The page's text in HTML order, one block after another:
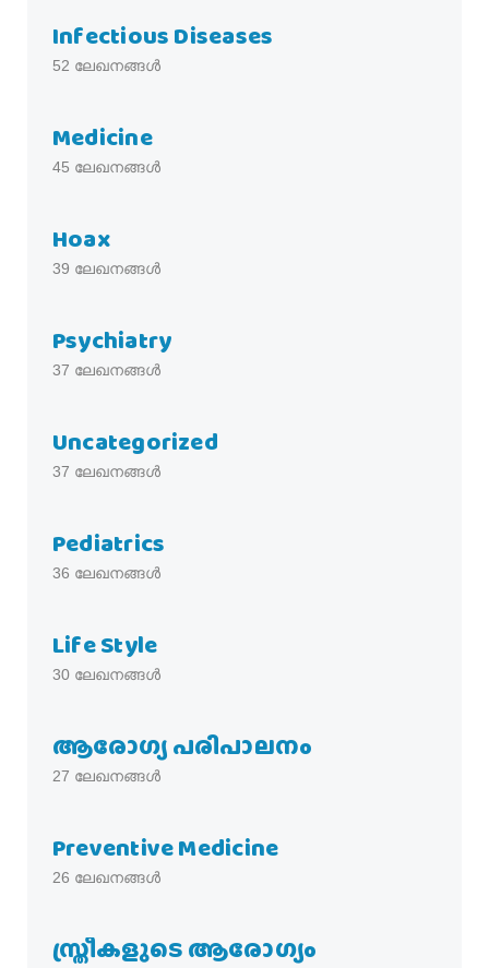
Infectious Diseases
52 ലേഖനങ്ങൾ
Medicine
45 ലേഖനങ്ങൾ
Hoax
39 ലേഖനങ്ങൾ
Psychiatry
37 ലേഖനങ്ങൾ
Uncategorized
37 ലേഖനങ്ങൾ
Pediatrics
36 ലേഖനങ്ങൾ
Life Style
30 ലേഖനങ്ങൾ
ആരോഗ്യ പരിപാലനം
27 ലേഖനങ്ങൾ
Preventive Medicine
26 ലേഖനങ്ങൾ
സ്ത്രീകളുടെ ആരോഗ്യം